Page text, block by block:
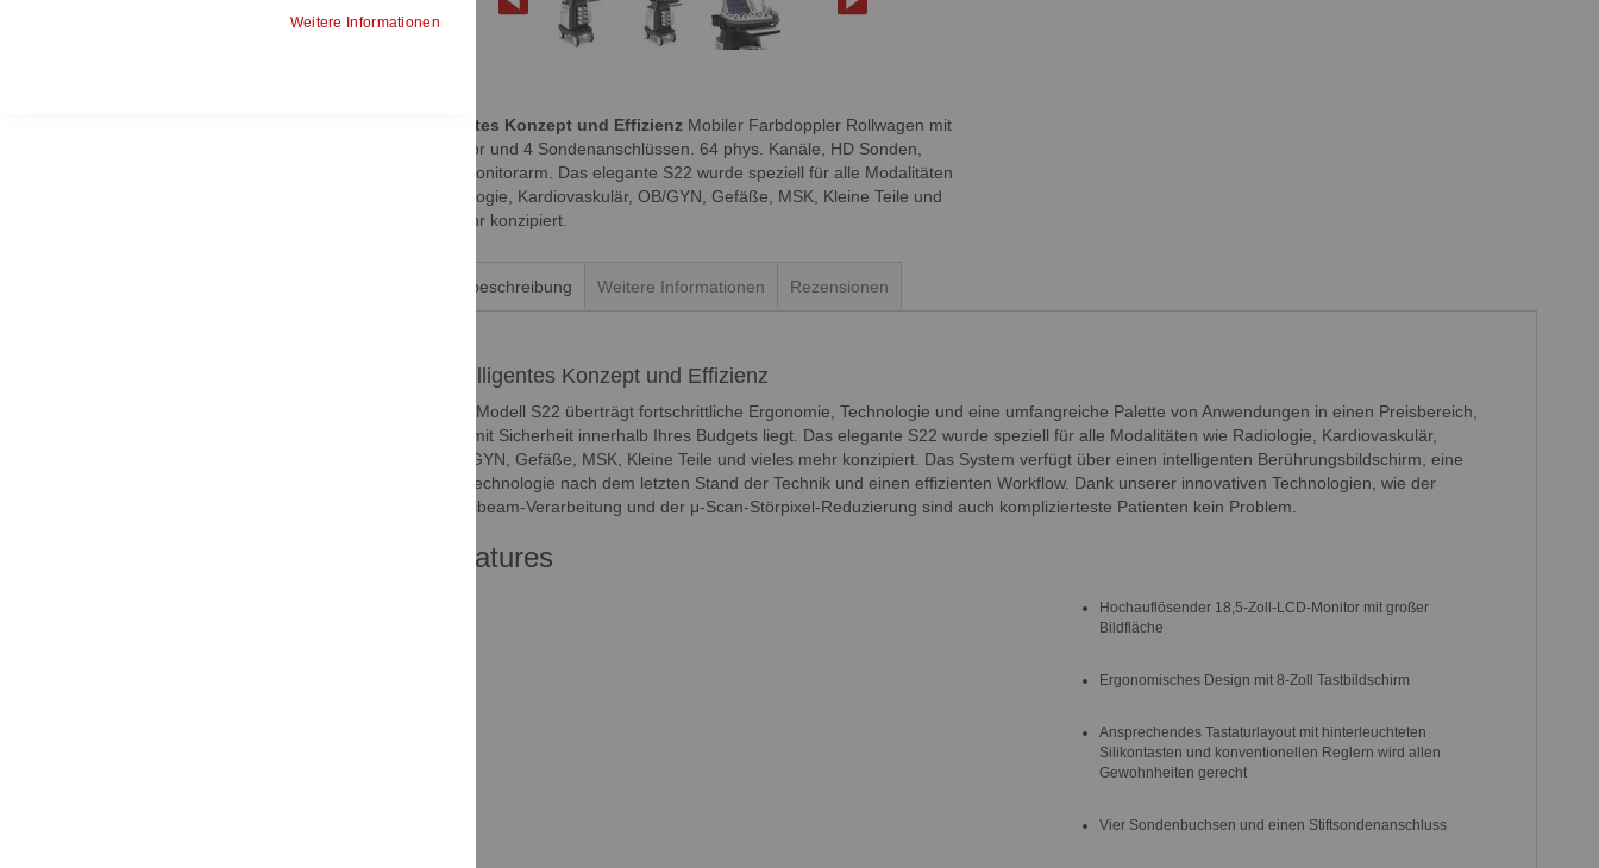
Bildgalerie
Intelligentes Konzept und Effizienz Mobiler Farbdoppler Rollwagen mit
19" Monitor und 4 Sondenanschlüssen. 64 phys. Kanäle, HD Sonden,
flexibler Monitorarm. Das elegante S22 wurde speziell für alle Modalitäten
wie Radiologie, Kardiovaskulär, OB/GYN, Gefäße, MSK, Kleine Teile und
vieles mehr konzipiert.
Produktbeschreibung
Intelligentes Konzept und Effizienz
Das Modell S22 überträgt fortschrittliche Ergonomie, Technologie und eine umfangreiche Palette von Anwendungen in einen Preisbereich,
der mit Sicherheit innerhalb Ihres Budgets liegt. Das elegante S22 wurde speziell für alle Modalitäten wie Radiologie, Kardiovaskulär,
OB/GYN, Gefäße, MSK, Kleine Teile und vieles mehr konzipiert. Das System verfügt über einen intelligenten Berüh­rungs­bild­schirm, eine
Bildtechnologie nach dem letzten Stand der Technik und einen effizienten Workflow. Dank unserer innovativen Technologien, wie der
Multibeam-Verarbeitung und der μ-Scan-Störpixel-Reduzierung sind auch komplizierteste Patienten kein Problem.
Features
Hochauflösender 18,5-Zoll-LCD-Monitor mit großer
Bildfläche
Ergonomisches Design mit 8-Zoll Tastbildschirm
Ansprechendes Tastaturlayout mit hinterleuchteten
Silikontasten und konventionellen Reglern wird allen
Gewohnheiten gerecht
Vier Sondenbuchsen und einen Stiftsondenanschluss
Weitere Informationen Rezensionen
Weitere Informationen